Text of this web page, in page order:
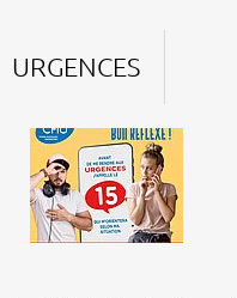
URGENCES